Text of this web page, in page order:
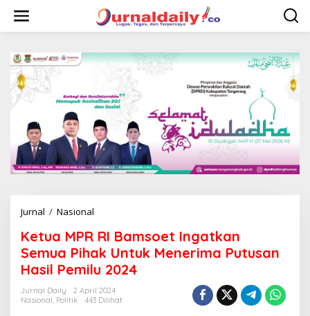
w
Jurnal / Nasional
u
a
M
P
R
Ketua MPR RI Bamsoet Ingatkan
Semua Pihak Untuk Menerima Putusan
Hasil Pemilu 2024
Jurnal Daily
2 April 2024
Nasional Politik 443 Dilihat